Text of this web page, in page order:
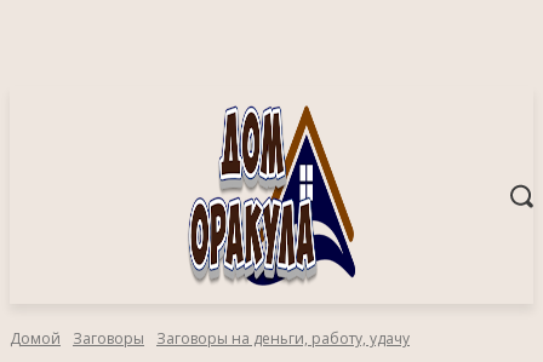
Домой Заговоры Заговоры на деньги, работу, удачу